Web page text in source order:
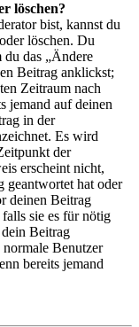
löschen?
bist, kannst du
löschen. Du
du das „Ändere
Beitrag anklickst;
Zeitraum nach
jemand auf deinen
in der
Es wird
der
erscheint nicht,
geantwortet hat oder
deinen Beitrag
sie es für nötig
Beitrag
normale Benutzer
bereits jemand